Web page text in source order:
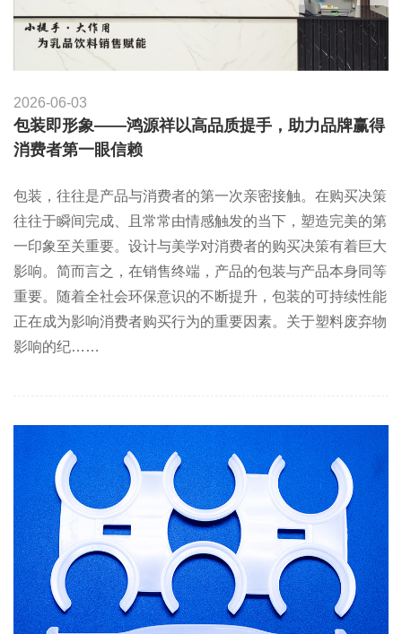
2026-06-03
包装即形象——鸿源祥以高品质提手，助力品牌赢得
消费者第一眼信赖
包装，往往是产品与消费者的第一次亲密接触。在购买决策
往往于瞬间完成、且常常由情感触发的当下，塑造完美的第
一印象至关重要。设计与美学对消费者的购买决策有着巨大
影响。简而言之，在销售终端，产品的包装与产品本身同等
重要。随着全社会环保意识的不断提升，包装的可持续性能
正在成为影响消费者购买行为的重要因素。关于塑料废弃物
影响的纪……